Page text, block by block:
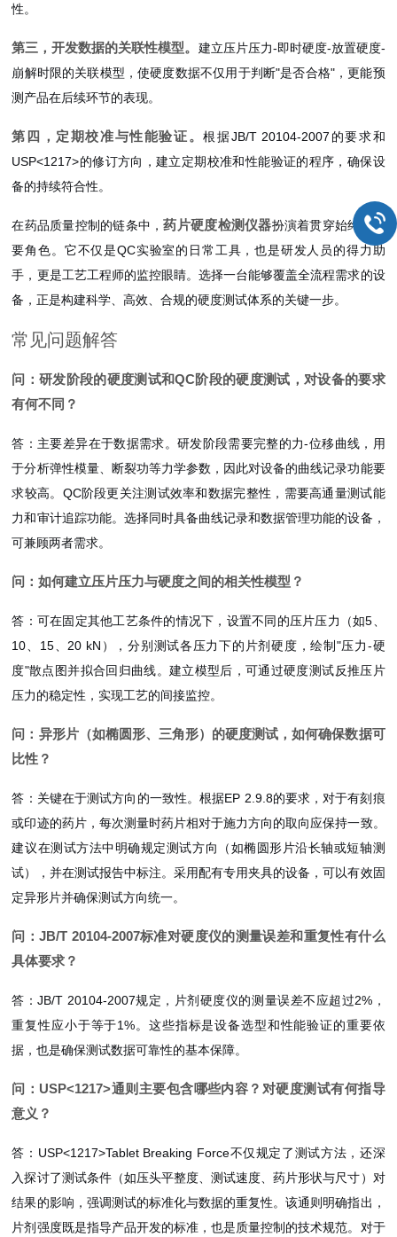
性。
第三，开发数据的关联性模型。 建立压片压力-即时硬度-放置硬度-
崩解时限的关联模型，使硬度数据不仅用于判断"是否合格"，更能预
测产品在后续环节的表现。
第四，定期校准与性能验证。根据JB/T 20104-2007的要求和
USP<1217>的修订方向，建立定期校准和性能验证的程序，确保设
备的持续符合性。
在药品质量控制的链条中，药片硬度检测仪器扮演着贯穿始终的重
要角色。它不仅是QC实验室的日常工具，也是研发人员的得力助
手，更是工艺工程师的监控眼睛。选择一台能够覆盖全流程需求的设
备，正是构建科学、高效、合规的硬度测试体系的关键一步。
常见问题解答
问：研发阶段的硬度测试和QC阶段的硬度测试，对设备的要求
有何不同？
答：主要差异在于数据需求。研发阶段需要完整的力-位移曲线，用
于分析弹性模量、断裂功等力学参数，因此对设备的曲线记录功能要
求较高。QC阶段更关注测试效率和数据完整性，需要高通量测试能
力和审计追踪功能。选择同时具备曲线记录和数据管理功能的设备，
可兼顾两者需求。
问：如何建立压片压力与硬度之间的相关性模型？
答：可在固定其他工艺条件的情况下，设置不同的压片压力（如5、
10、15、20 kN），分别测试各压力下的片剂硬度，绘制"压力-硬
度"散点图并拟合回归曲线。建立模型后，可通过硬度测试反推压片
压力的稳定性，实现工艺的间接监控。
问：异形片（如椭圆形、三角形）的硬度测试，如何确保数据可
比性？
答：关键在于测试方向的一致性。根据EP 2.9.8的要求，对于有刻痕
或印迹的药片，每次测量时药片相对于施力方向的取向应保持一致。
建议在测试方法中明确规定测试方向（如椭圆形片沿长轴或短轴测
试），并在测试报告中标注。采用配有专用夹具的设备，可以有效固
定异形片并确保测试方向统一。
问：JB/T 20104-2007标准对硬度仪的测量误差和重复性有什么
具体要求？
答：JB/T 20104-2007规定，片剂硬度仪的测量误差不应超过2%，
重复性应小于等于1%。这些指标是设备选型和性能验证的重要依
据，也是确保测试数据可靠性的基本保障。
问：USP<1217>通则主要包含哪些内容？对硬度测试有何指导
意义？
答：USP<1217>Tablet Breaking Force不仅规定了测试方法，还深
入探讨了测试条件（如压头平整度、测试速度、药片形状与尺寸）对
结果的影响，强调测试的标准化与数据的重复性。该通则明确指出，
片剂强度既是指导产品开发的标准，也是质量控制的技术规范。对于